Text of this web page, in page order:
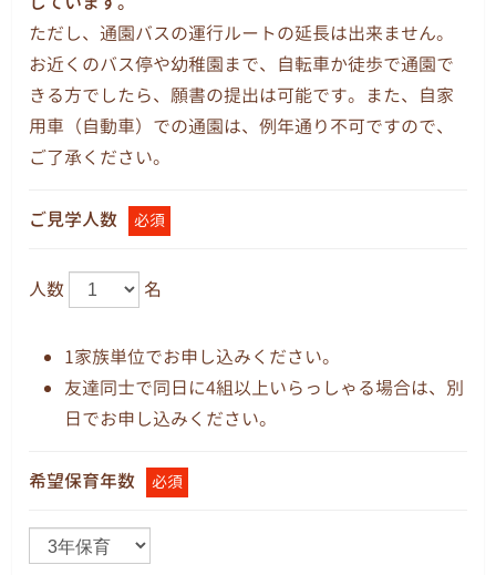
ただし、通園バスの運行ルートの延長は出来ません。
お近くのバス停や幼稚園まで、自転車か徒歩で通園で
きる方でしたら、願書の提出は可能です。また、自家
用車（自動車）での通園は、例年通り不可ですので、
ご了承ください。
ご見学人数 必須
人数 名
1家族単位でお申し込みください。
友達同士で同日に4組以上いらっしゃる場合は、別
日でお申し込みください。
希望保育年数 必須